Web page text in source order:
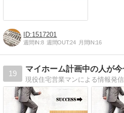
1517201
週間IN:8 週間OUT:24 月間IN:16
19
マイホーム計画中の人が